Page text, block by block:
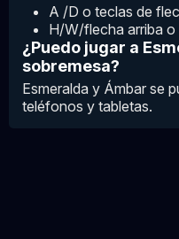
A /D o teclas de
H/W/flecha arriba
¿Puedo jugar a
sobremesa?
Esmeralda y Ámbar se
teléfonos y tabletas.